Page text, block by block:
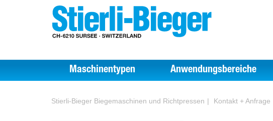
Maschinentypen Anwendungsbereiche
Stierli-Bieger Biegemaschinen und Richtpressen Kontakt + Anfrage